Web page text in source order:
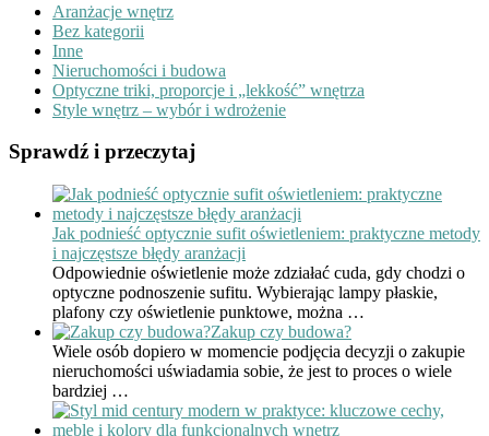
Aranżacje wnętrz
Bez kategorii
Inne
Nieruchomości i budowa
Optyczne triki, proporcje i „lekkość” wnętrza
Style wnętrz – wybór i wdrożenie
Sprawdź i przeczytaj
Jak podnieść optycznie sufit oświetleniem: praktyczne metody
i najczęstsze błędy aranżacji
Odpowiednie oświetlenie może zdziałać cuda, gdy chodzi o
optyczne podnoszenie sufitu. Wybierając lampy płaskie,
plafony czy oświetlenie punktowe, można …
Zakup czy budowa?
Wiele osób dopiero w momencie podjęcia decyzji o zakupie
nieruchomości uświadamia sobie, że jest to proces o wiele
bardziej …